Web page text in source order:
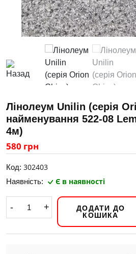
Лінолеум Unilin (серія
найменування 522-08
4м)
580 грн
Код: 302403
Наявність: Є в наявності
- +
ДОДАТИ ДО
КОШИКА